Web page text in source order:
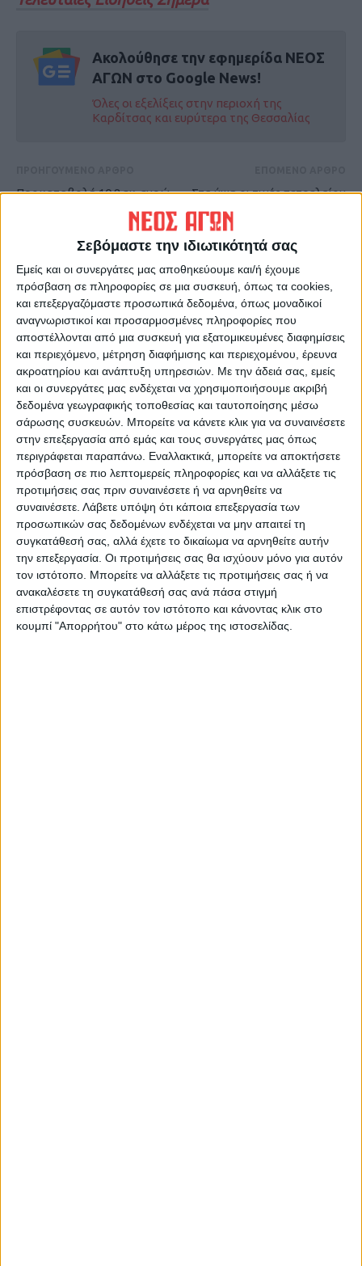
Σεβόμαστε την ιδιωτικότητά σας
Εμείς και οι συνεργάτες μας αποθηκεύουμε και/ή έχουμε
πρόσβαση σε πληροφορίες σε μια συσκευή, όπως τα cookies,
και επεξεργαζόμαστε προσωπικά δεδομένα, όπως μοναδικοί
αναγνωριστικοί και προσαρμοσμένες πληροφορίες που
αποστέλλονται από μια συσκευή για εξατομικευμένες διαφημίσεις
και περιεχόμενο, μέτρηση διαφήμισης και περιεχομένου, έρευνα
ακροατηρίου και ανάπτυξη υπηρεσιών. Με την άδειά σας, εμείς
και οι συνεργάτες μας ενδέχεται να χρησιμοποιήσουμε ακριβή
δεδομένα γεωγραφικής τοποθεσίας και ταυτοποίησης μέσω
σάρωσης συσκευών. Μπορείτε να κάνετε κλικ για να συναινέσετε
στην επεξεργασία από εμάς και τους συνεργάτες μας όπως
περιγράφεται παραπάνω. Εναλλακτικά, μπορείτε να αποκτήσετε
πρόσβαση σε πιο λεπτομερείς πληροφορίες και να αλλάξετε τις
προτιμήσεις σας πριν συναινέσετε ή να αρνηθείτε να
συναινέσετε. Λάβετε υπόψη ότι κάποια επεξεργασία των
προσωπικών σας δεδομένων ενδέχεται να μην απαιτεί τη
συγκατάθεσή σας, αλλά έχετε το δικαίωμα να αρνηθείτε αυτήν
την επεξεργασία. Οι προτιμήσεις σας θα ισχύουν μόνο για αυτόν
τον ιστότοπο. Μπορείτε να αλλάξετε τις προτιμήσεις σας ή να
ανακαλέσετε τη συγκατάθεσή σας ανά πάσα στιγμή
επιστρέφοντας σε αυτόν τον ιστότοπο και κάνοντας κλικ στο
κουμπί "Απορρήτου" στο κάτω μέρος της ιστοσελίδας.
Ακολούθησε την εφημερίδα ΝΕΟΣ
ΑΓΩΝ στο Google News!
Όλες οι εξελίξεις στην περιοχή της
Καρδίτσας και ευρύτερα της Θεσσαλίας
Προκαταβολή 10,8 εκ. ευρώ
για την έναρξη των έργων
αποκατάστασης του «Ιανού»
Στα ύψη οι τιμές πετρελαίου
θέρμανσης και φυσικού
ΝΕΟΣ ΑΓΩΝ
https://neosagon.gr
Η Αρχαιότερη Καθημερινή Πρωινή Εφημερίδα της Καρδίτσας
ΠΑΡΟΜΟΙΑ ΑΡΘΡΑ